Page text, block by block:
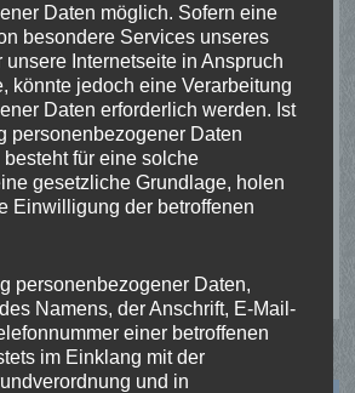
2022 Ronja
Ronja Adams von der St.
Appeldorn mit
Daten möglich. Sofern eine
besondere Services unseres
unsere Internetseite in Anspruch
könnte jedoch eine Verarbeitung
Daten erforderlich werden. Ist
personenbezogener Daten
für eine solche
gesetzliche Grundlage, holen
Einwilligung der betroffenen
personenbezogener Daten,
Namens, der Anschrift, E-Mail-
einer betroffenen
im Einklang mit der
und in